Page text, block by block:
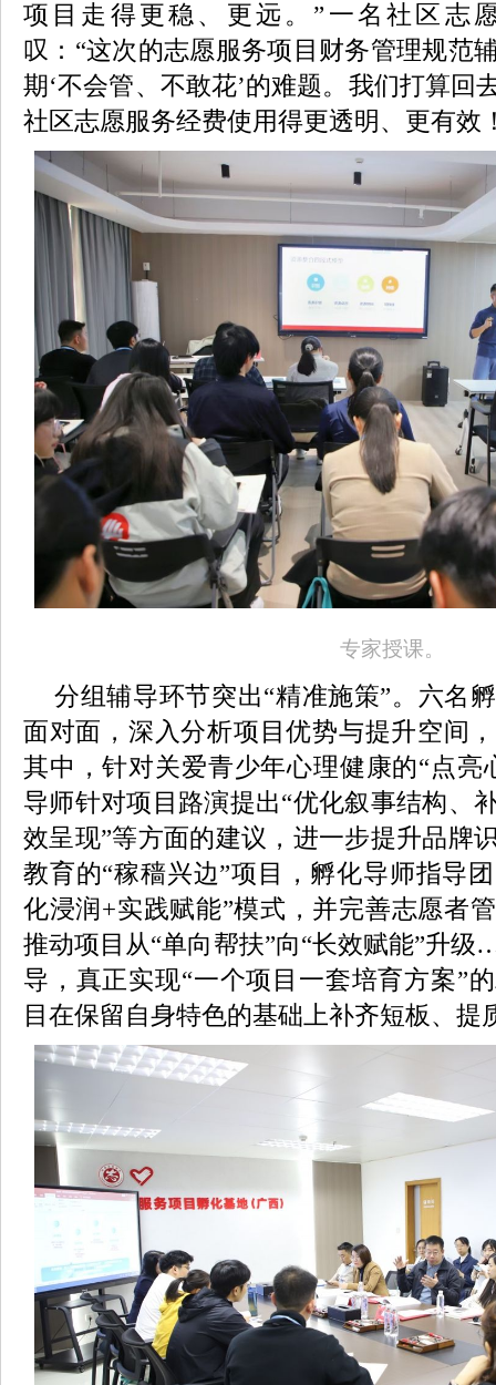
项目走得更稳、更远。”一名社区志
叹：“这次的志愿服务项目财务管理规范
期‘不会管、不敢花’的难题。我们打算回
社区志愿服务经费使用得更透明、更有效
专家授课。
分组辅导环节突出“精准施策”。六名
面对面，深入分析项目优势与提升空间
其中，针对关爱青少年心理健康的“点亮
导师针对项目路演提出“优化叙事结构、
效呈现”等方面的建议，进一步提升品牌
教育的“稼穑兴边”项目，孵化导师指导
化浸润+实践赋能”模式，并完善志愿者
推动项目从“单向帮扶”向“长效赋能”升
导，真正实现“一个项目一套培育方案”
目在保留自身特色的基础上补齐短板、提